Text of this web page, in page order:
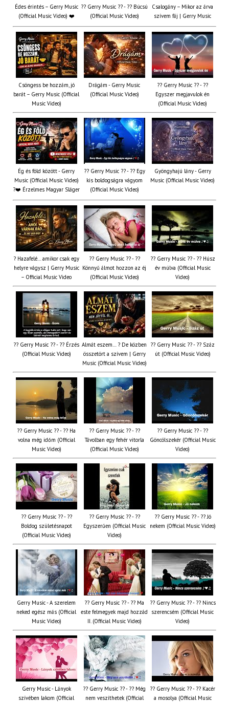
Édes érintés – Gerry Music
(Official Music Video) ❤️
?? Gerry Music ?? - ?? Búcsú
(Official Music Video)
Csalogány – Mikor az árva
szívem fáj | Gerry Music
Csöngess be hozzám, jó
barát – Gerry Music (Official
Music Video)
Drágám - Gerry Music
(Official Music Video)
?? Gerry Music ?? - ??
Egyszer megjavulok én
(Official Music Video)
Ég és föld között - Gerry
Music (Official Music Video)
?❤️ Érzelmes Magyar Sláger
?? Gerry Music ?? - ?? Egy
kis boldogságra vágyom
(Official Music Video)
Gyöngyhajú lány - Gerry
Music (Official Music Video)
? Hazafelé… amikor csak egy
helyre vágysz | Gerry Music
– Official Music Video
?? Gerry Music ?? - ??
Könnyű álmot hozzon az éj
(Official Music Video)
?? Gerry Music ?? - ?? Húsz
év múlva (Official Music
Video)
?? Gerry Music ?? - ?? Érzés
(Official Music Video)
Almát eszem… ? De közben
összetört a szívem | Gerry
Music (Official Music Video)
?? Gerry Music ?? - ?? Száz
út (Official Music Video)
?? Gerry Music ?? - ?? Ha
volna még időm (Official
Music Video)
?? Gerry Music ?? - ??
Távolban egy fehér vitorla
(Official Music Video)
?? Gerry Music ?? - ??
Göncölszekér (Official Music
Video)
?? Gerry Music ?? - ??
Boldog születésnapot
(Official Music Video)
?? Gerry Music ?? - ??
Egyszerűen (Official Music
Video)
?? Gerry Music ?? - ?? Jó
nekem (Official Music Video)
Gerry Music - A szerelem
neked egész más (Official
Music Video)
?? Gerry Music ?? - ?? Ma
este felmegyek majd hozzád
II. (Official Music Video)
?? Gerry Music ?? - ?? Nincs
szerencsém (Official Music
Video)
Gerry Music - Lányok
szívében lakom (Official
?? Gerry Music ?? - ?? Még
nem veszíthetek (Official
?? Gerry Music ?? - ?? Kacér
a mosolya (Official Music